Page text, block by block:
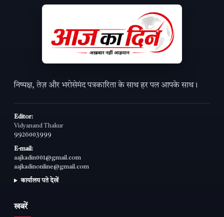
निष्पक्ष, तेज़ और भरोसेमंद पत्रकारिता के साथ हर पल आपके साथ।
Editor:
Vidyanand Thakur
9926003999
E-mail:
aajkadin001@gmail.com
aajkadinonline@gmail.com
कार्यालय पते देखें
खबरें